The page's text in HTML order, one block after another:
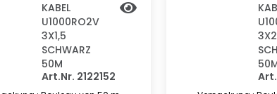
KABEL
U1000RO2V
3X1,5
SCHWARZ
50M
Art.Nr. 2122152